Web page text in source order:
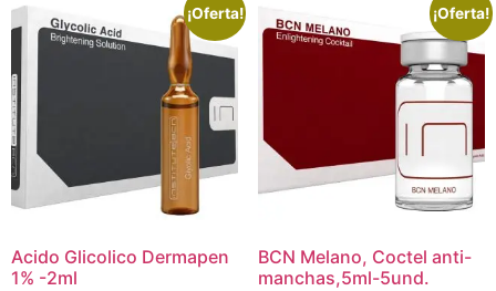
¡Oferta!
Acido Glicolico Dermapen
1% -2ml
¡Oferta!
BCN Melano, Coctel anti-
manchas,5ml-5und.